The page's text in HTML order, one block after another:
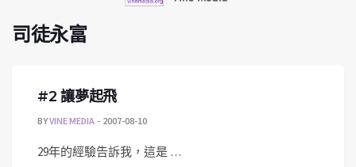
司徒永富
#2 讓夢起飛
BYVINE MEDIA 2007-08-10
29年的經驗告訴我，這是 …